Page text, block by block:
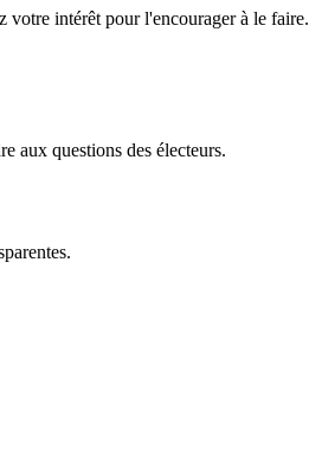
votre intérêt pour l'encourager à le faire.
aux questions des électeurs.